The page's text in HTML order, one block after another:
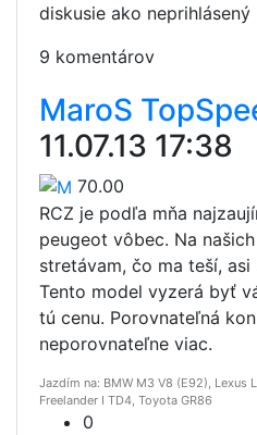
diskusie ako
9 komentárov
MaroS
11.07.13 17:38
70.00
RCZ je podľa mňa
peugeot vôbec. Na
stretávam, čo ma teší,
Tento model vyzerá byť
tú cenu. Porovnateľná
neporovnateľne viac.
Jazdím na: BMW M3 V8 (E92), Lexus
Freelander I TD4, Toyota GR86
0